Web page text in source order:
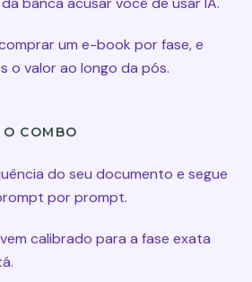
um e-book por fase, e
o valor ao longo da pós.
COMBO
do seu documento e segue
por prompt.
calibrado para a fase exata